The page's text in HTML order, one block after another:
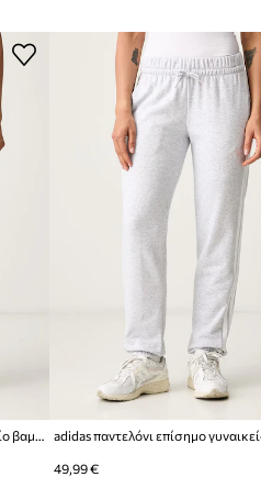
adidas παντελόνι επίσημο γυναικείο βαμβακερό
49,99 €